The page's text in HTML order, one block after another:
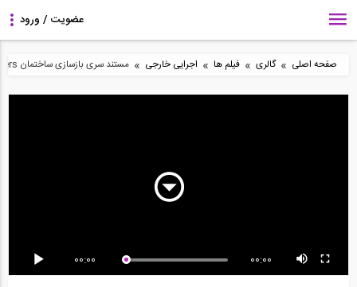
صفحه اصلی » گالری » فیلم ها » اجرایی خارجی » مستند سری بازسازی ساختمان Tommy Walsh-s Space Invaders بخش Tommy Walsh-s Space Invaders - S01 - E13 ...
سری بازسازی و نوسازی
اصولی خانه توسط...
00:00 00:00